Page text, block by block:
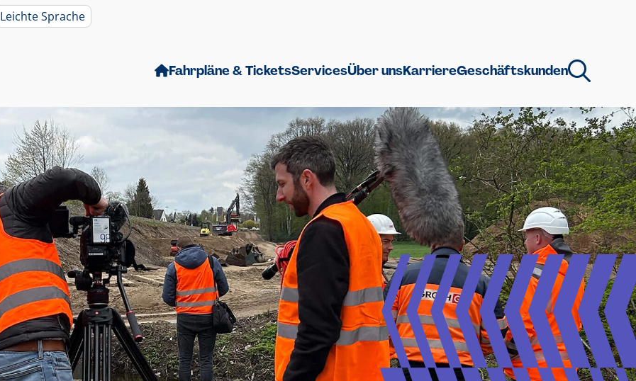
Leichte Sprache
Fahrpläne & TicketsServicesÜber unsKarriereGeschäftskunden